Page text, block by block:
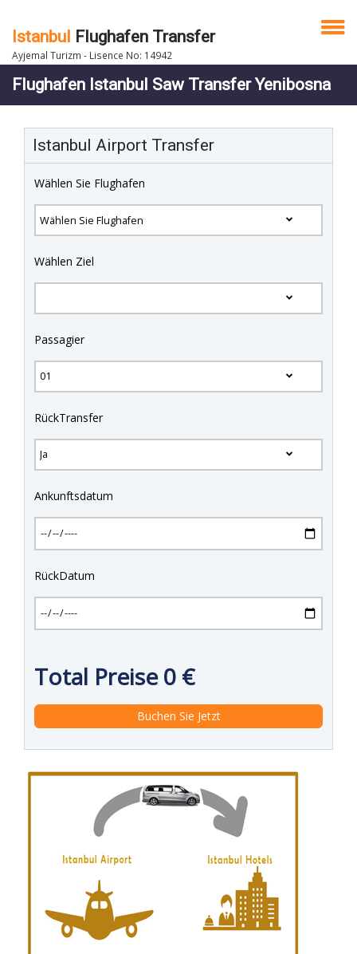
Istanbul Flughafen Transfer
Ayjemal Turizm - Lisence No: 14942
Flughafen Istanbul Saw Transfer Yenibosna
Istanbul Airport Transfer
Wählen Sie Flughafen
Wählen Ziel
Passagier
RückTransfer
Ankunftsdatum
RückDatum
Total Preise0 €